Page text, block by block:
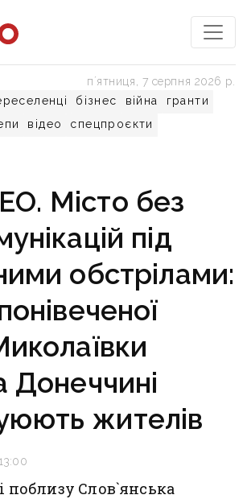
бізнес війна
гранти
відео спецпроєкти
пʼятниця, 7 серпня 2026 р.
Місто без
під
обстрілами:
Донеччині
жителів
поблизу Слов`янська